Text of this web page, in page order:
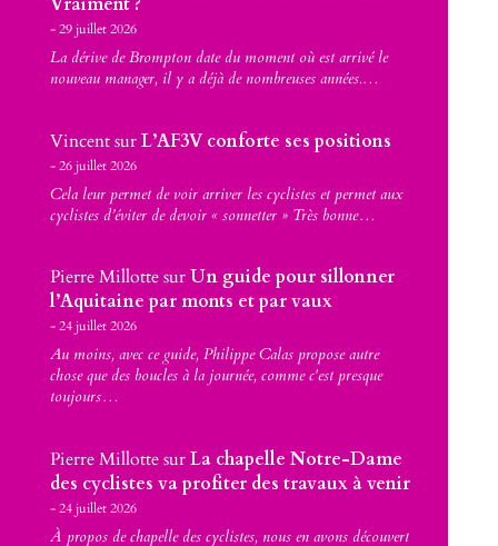
29 juillet 2026
La dérive de Brompton date du moment où est arrivé le
nouveau manager, il y a déjà de nombreuses années.…
VincentsurL’AF3V conforte ses positions
26 juillet 2026
Cela leur permet de voir arriver les cyclistes et permet aux
cyclistes d’éviter de devoir « sonnetter » Très bonne…
Pierre MillottesurUn guide pour sillonner
l’Aquitaine par monts et par vaux
24 juillet 2026
Au moins, avec ce guide, Philippe Calas propose autre
chose que des boucles à la journée, comme c'est presque
toujours…
Pierre MillottesurLa chapelle Notre-Dame
des cyclistes va profiter des travaux à venir
24 juillet 2026
À propos de chapelle des cyclistes, nous en avons découvert